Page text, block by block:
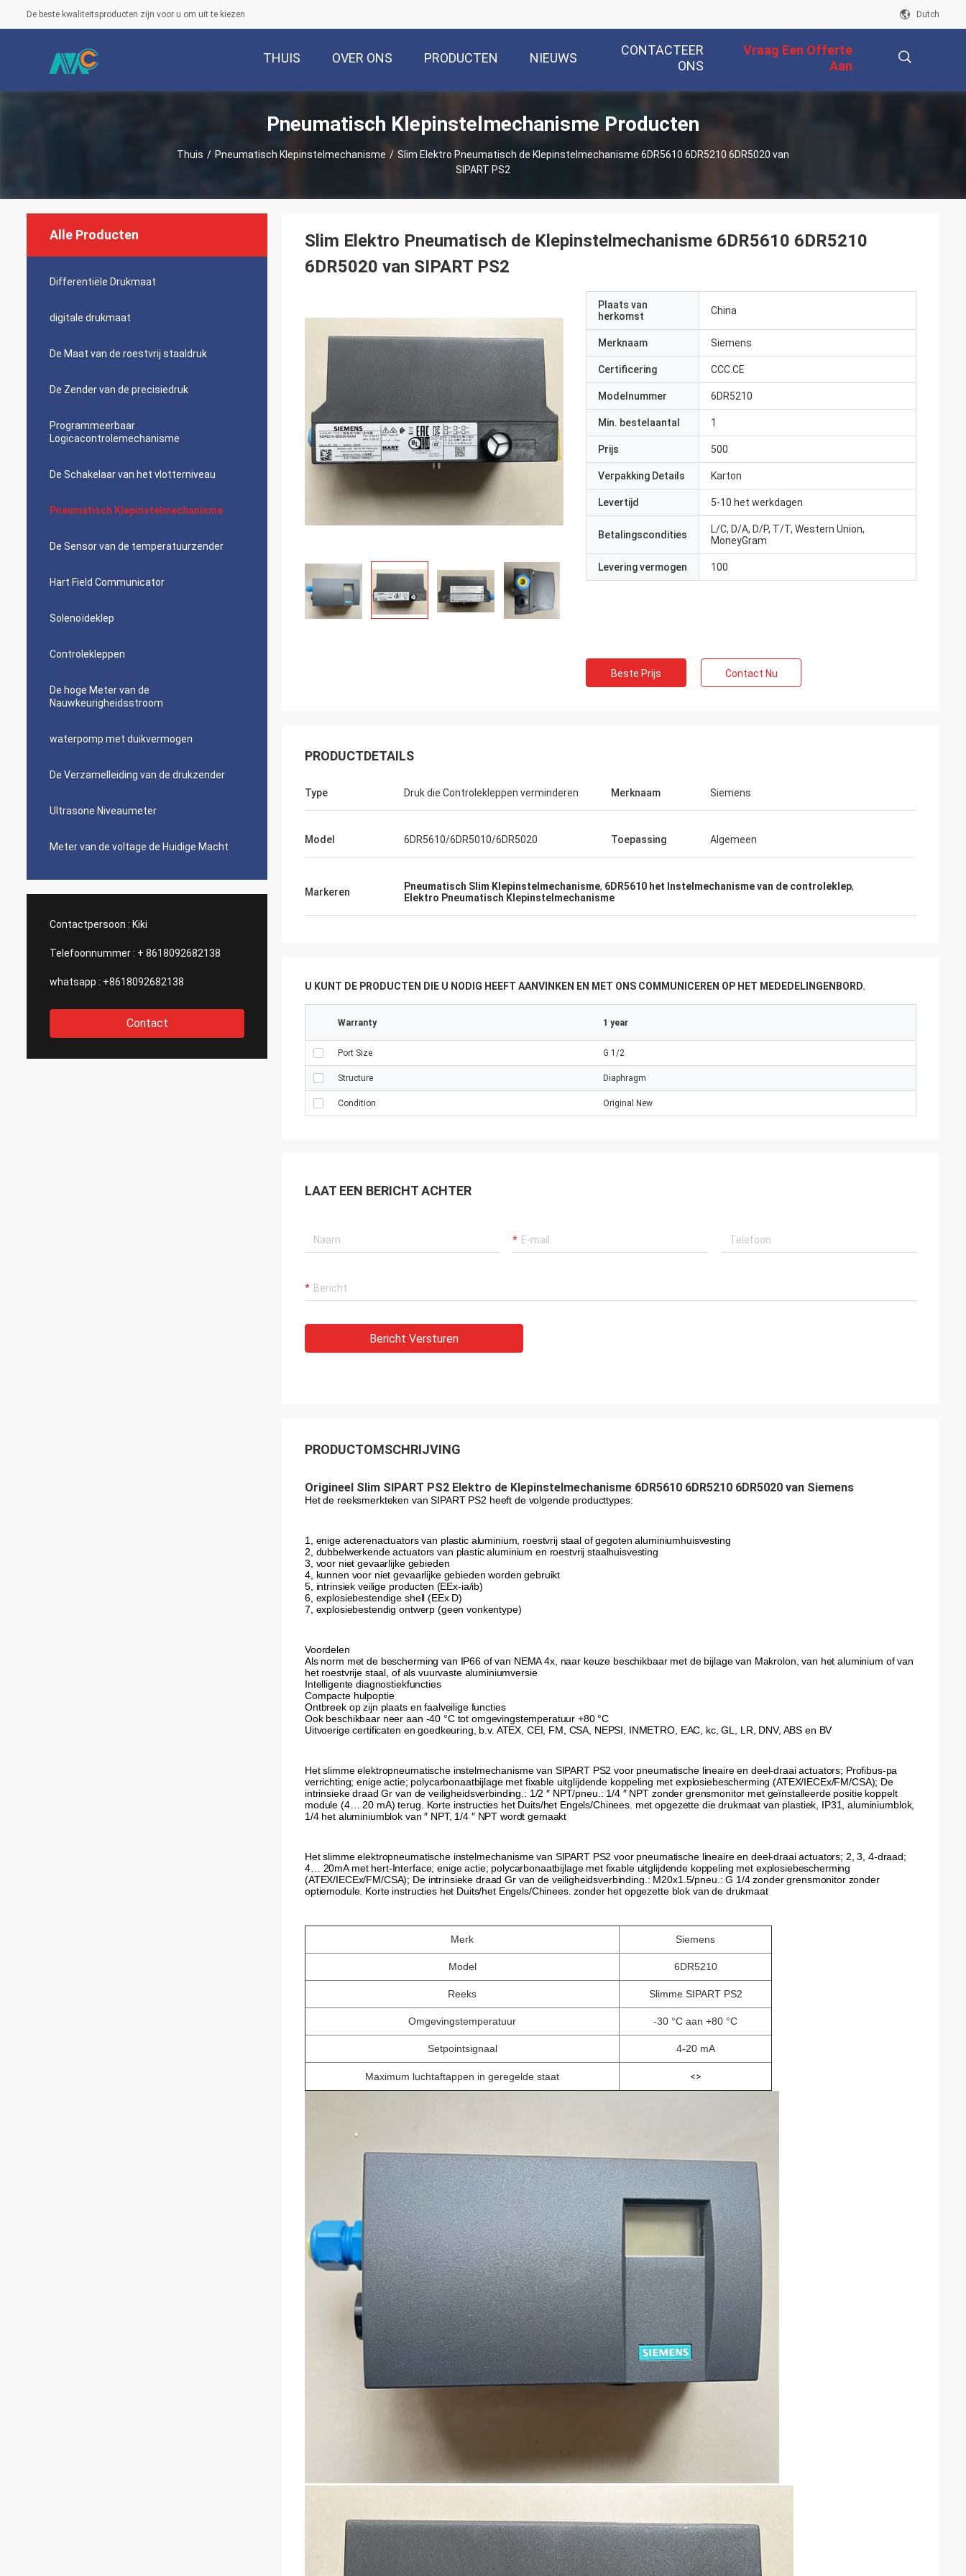
De beste kwaliteitsproducten zijn voor u om uit te kiezen Dutch
THUIS OVER ONS PRODUCTEN NIEUWS
CONTACTEER
ONS
Vraag Een Offerte
Aan
Pneumatisch Klepinstelmechanisme Producten
Thuis / Pneumatisch Klepinstelmechanisme / Slim Elektro Pneumatisch de Klepinstelmechanisme 6DR5610 6DR5210 6DR5020 van
SIPART PS2
Alle Producten
Differentiële Drukmaat
digitale drukmaat
De Maat van de roestvrij staaldruk
De Zender van de precisiedruk
Programmeerbaar
Logicacontrolemechanisme
De Schakelaar van het vlotterniveau
Pneumatisch Klepinstelmechanisme
De Sensor van de temperatuurzender
Hart Field Communicator
Solenoïdeklep
Controlekleppen
De hoge Meter van de
Nauwkeurigheidsstroom
waterpomp met duikvermogen
De Verzamelleiding van de drukzender
Ultrasone Niveaumeter
Meter van de voltage de Huidige Macht
Contactpersoon : Kiki
Telefoonnummer : + 8618092682138
whatsapp : +8618092682138
Contact
Slim Elektro Pneumatisch de Klepinstelmechanisme 6DR5610 6DR5210
6DR5020 van SIPART PS2
Plaats van
herkomst
China
Merknaam Siemens
Certificering CCC.CE
Modelnummer 6DR5210
Min. bestelaantal 1
Prijs 500
Verpakking Details Karton
Levertijd 5-10 het werkdagen
Betalingscondities
L/C, D/A, D/P, T/T, Western Union,
MoneyGram
Levering vermogen 100
Beste Prijs Contact Nu
PRODUCTDETAILS
Type Druk die Controlekleppen verminderen Merknaam Siemens
Model 6DR5610/6DR5010/6DR5020 Toepassing Algemeen
Markeren Pneumatisch Slim Klepinstelmechanisme, 6DR5610 het Instelmechanisme van de controleklep,
Elektro Pneumatisch Klepinstelmechanisme
U KUNT DE PRODUCTEN DIE U NODIG HEEFT AANVINKEN EN MET ONS COMMUNICEREN OP HET MEDEDELINGENBORD.
Warranty 1 year
Port Size G 1/2
Structure Diaphragm
Condition Original New
LAAT EEN BERICHT ACHTER
Bericht Versturen
PRODUCTOMSCHRIJVING
Origineel Slim SIPART PS2 Elektro de Klepinstelmechanisme 6DR5610 6DR5210 6DR5020 van Siemens
Het de reeksmerkteken van SIPART PS2 heeft de volgende producttypes:
1, enige acterenactuators van plastic aluminium, roestvrij staal of gegoten aluminiumhuisvesting
2, dubbelwerkende actuators van plastic aluminium en roestvrij staalhuisvesting
3, voor niet gevaarlijke gebieden
4, kunnen voor niet gevaarlijke gebieden worden gebruikt
5, intrinsiek veilige producten (EEx-ia/ib)
6, explosiebestendige shell (EEx D)
7, explosiebestendig ontwerp (geen vonkentype)
Voordelen
Als norm met de bescherming van IP66 of van NEMA 4x, naar keuze beschikbaar met de bijlage van Makrolon, van het aluminium of van
het roestvrije staal, of als vuurvaste aluminiumversie
Intelligente diagnostiekfuncties
Compacte hulpoptie
Ontbreek op zijn plaats en faalveilige functies
Ook beschikbaar neer aan -40 °C tot omgevingstemperatuur +80 °C
Uitvoerige certificaten en goedkeuring, b.v. ATEX, CEI, FM, CSA, NEPSI, INMETRO, EAC, kc, GL, LR, DNV, ABS en BV
Het slimme elektropneumatische instelmechanisme van SIPART PS2 voor pneumatische lineaire en deel-draai actuators; Profibus-pa
verrichting; enige actie; polycarbonaatbijlage met fixable uitglijdende koppeling met explosiebescherming (ATEX/IECEx/FM/CSA); De
intrinsieke draad Gr van de veiligheidsverbinding.: 1/2 ″ NPT/pneu.: 1/4 ″ NPT zonder grensmonitor met geïnstalleerde positie koppelt
module (4… 20 mA) terug. Korte instructies het Duits/het Engels/Chinees. met opgezette die drukmaat van plastiek, IP31, aluminiumblok,
1/4 het aluminiumblok van ″ NPT, 1/4 ″ NPT wordt gemaakt
Het slimme elektropneumatische instelmechanisme van SIPART PS2 voor pneumatische lineaire en deel-draai actuators; 2, 3, 4-draad;
4… 20mA met hert-Interface; enige actie; polycarbonaatbijlage met fixable uitglijdende koppeling met explosiebescherming
(ATEX/IECEx/FM/CSA); De intrinsieke draad Gr van de veiligheidsverbinding.: M20x1.5/pneu.: G 1/4 zonder grensmonitor zonder
optiemodule. Korte instructies het Duits/het Engels/Chinees. zonder het opgezette blok van de drukmaat
Merk Siemens
Model 6DR5210
Reeks Slimme SIPART PS2
Omgevingstemperatuur -30 °C aan +80 °C
Setpointsignaal 4-20 mA
Maximum luchtaftappen in geregelde staat <>